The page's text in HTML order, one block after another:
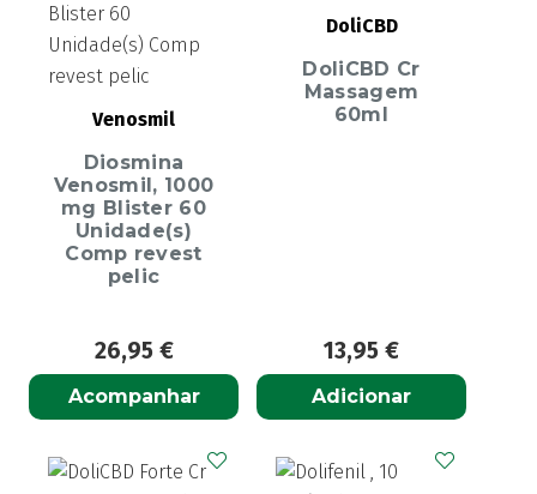
Venosmil
Diosmina
Venosmil, 1000
mg Blister 60
Unidade(s)
Comp revest
pelic
26,95 €
Acompanhar
DoliCBD
DoliCBD Cr
Massagem
60ml
13,95 €
Adicionar